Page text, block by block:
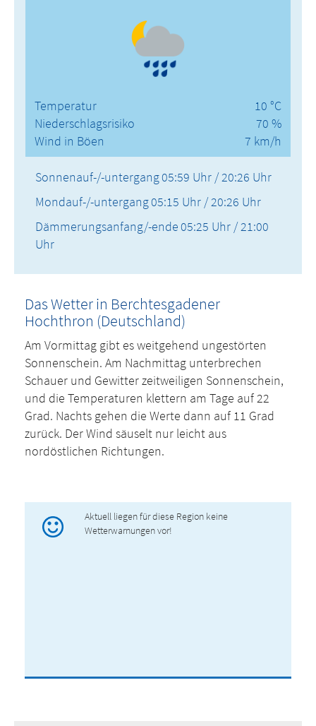
Temperatur
Niederschlagsrisiko
Wind in Böen
10 °C
70 %
7 km/h
Sonnenauf-/-untergang05:59 Uhr / 20:26 Uhr
Mondauf-/-untergang05:15 Uhr / 20:26 Uhr
Dämmerungsanfang/-ende05:25 Uhr / 21:00
Uhr
Das Wetter in Berchtesgadener
Hochthron (Deutschland)
Am Vormittag gibt es weitgehend ungestörten
Sonnenschein. Am Nachmittag unterbrechen
Schauer und Gewitter zeitweiligen Sonnenschein,
und die Temperaturen klettern am Tage auf 22
Grad. Nachts gehen die Werte dann auf 11 Grad
zurück. Der Wind säuselt nur leicht aus
nordöstlichen Richtungen.
Aktuell liegen für diese Region keine
Wetterwarnungen vor!